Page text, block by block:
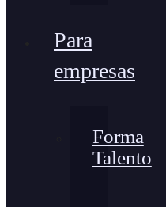
Para
empresas
Forma
Talento